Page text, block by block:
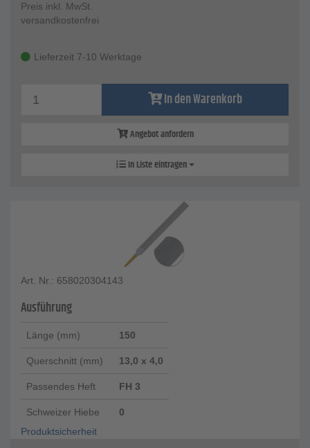
Preis inkl. MwSt.
versandkostenfrei
Lieferzeit 7-10 Werktage
In den Warenkorb
Angebot anfordern
In Liste eintragen
Art. Nr.: 658020304143
Ausführung
Länge (mm) 150
Querschnitt (mm) 13,0 x 4,0
Passendes Heft FH 3
Schweizer Hiebe
0
Produktsicherheit